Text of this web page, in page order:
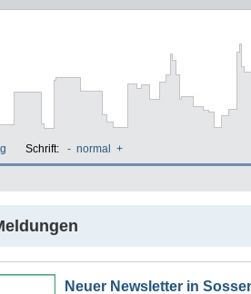
Schrift: - normal +
Neuer Newsletter in